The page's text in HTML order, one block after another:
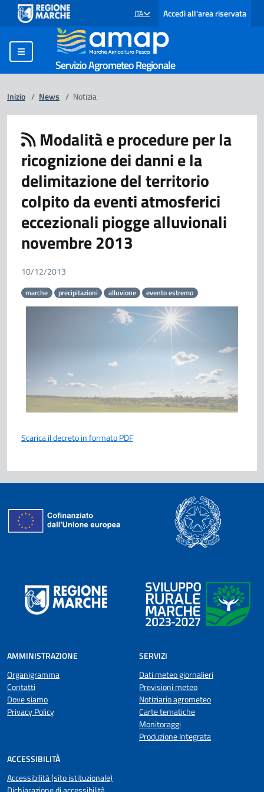
SELEZIONE LINGUA: LINGUA SELEZIONATA
ITA Accedi all'area riservata
Servizio Agrometeo Regionale
Inizio / News / Notizia
Modalità e procedure per la
ricognizione dei danni e la
delimitazione del territorio
colpito da eventi atmosferici
eccezionali piogge alluvionali
novembre 2013
10/12/2013
marche precipitazioni alluvione evento estremo
Scarica il decreto in formato PDF
AMMINISTRAZIONE
Organigramma
Contatti
Dove siamo
Privacy Policy
SERVIZI
Dati meteo giornalieri
Previsioni meteo
Notiziario agrometeo
Carte tematiche
Monitoraggi
Produzione Integrata
ACCESSIBILITÀ
Accessibilità (sito istituzionale)